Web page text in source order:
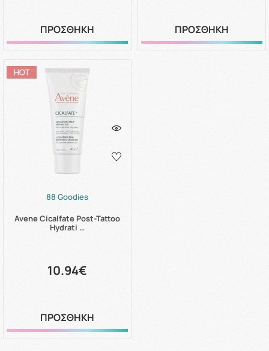
ΠΡΟΣΘΗΚΗ ΠΡΟΣΘΗΚΗ
88 Goodies
Avene Cicalfate Post-Tattoo
Hydrati …
10.94€
ΠΡΟΣΘΗΚΗ